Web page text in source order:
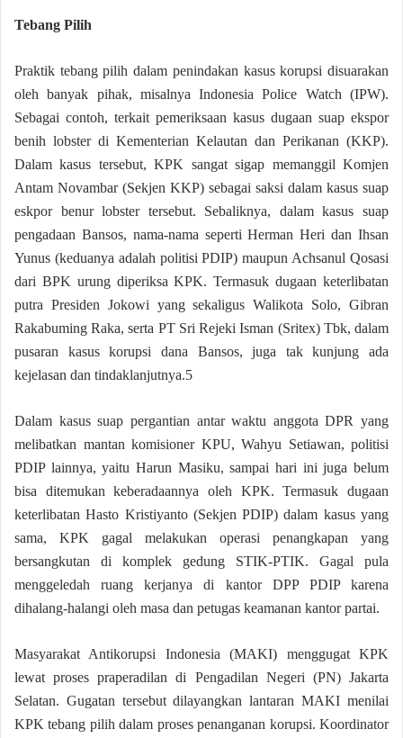
Tebang Pilih
Praktik tebang pilih dalam penindakan kasus korupsi disuarakan
oleh banyak pihak, misalnya Indonesia Police Watch (IPW).
Sebagai contoh, terkait pemeriksaan kasus dugaan suap ekspor
benih lobster di Kementerian Kelautan dan Perikanan (KKP).
Dalam kasus tersebut, KPK sangat sigap memanggil Komjen
Antam Novambar (Sekjen KKP) sebagai saksi dalam kasus suap
eskpor benur lobster tersebut. Sebaliknya, dalam kasus suap
pengadaan Bansos, nama-nama seperti Herman Heri dan Ihsan
Yunus (keduanya adalah politisi PDIP) maupun Achsanul Qosasi
dari BPK urung diperiksa KPK. Termasuk dugaan keterlibatan
putra Presiden Jokowi yang sekaligus Walikota Solo, Gibran
Rakabuming Raka, serta PT Sri Rejeki Isman (Sritex) Tbk, dalam
pusaran kasus korupsi dana Bansos, juga tak kunjung ada
kejelasan dan tindaklanjutnya.5
Dalam kasus suap pergantian antar waktu anggota DPR yang
melibatkan mantan komisioner KPU, Wahyu Setiawan, politisi
PDIP lainnya, yaitu Harun Masiku, sampai hari ini juga belum
bisa ditemukan keberadaannya oleh KPK. Termasuk dugaan
keterlibatan Hasto Kristiyanto (Sekjen PDIP) dalam kasus yang
sama, KPK gagal melakukan operasi penangkapan yang
bersangkutan di komplek gedung STIK-PTIK. Gagal pula
menggeledah ruang kerjanya di kantor DPP PDIP karena
dihalang-halangi oleh masa dan petugas keamanan kantor partai.
Masyarakat Antikorupsi Indonesia (MAKI) menggugat KPK
lewat proses praperadilan di Pengadilan Negeri (PN) Jakarta
Selatan. Gugatan tersebut dilayangkan lantaran MAKI menilai
KPK tebang pilih dalam proses penanganan korupsi. Koordinator